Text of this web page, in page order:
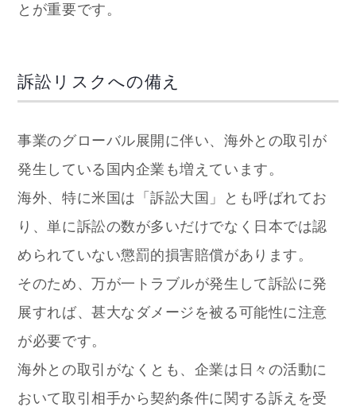
とが重要です。
訴訟リスクへの備え
事業のグローバル展開に伴い、海外との取引が
発生している国内企業も増えています。
海外、特に米国は「訴訟大国」とも呼ばれてお
り、単に訴訟の数が多いだけでなく日本では認
められていない懲罰的損害賠償があります。
そのため、万が一トラブルが発生して訴訟に発
展すれば、甚大なダメージを被る可能性に注意
が必要です。
海外との取引がなくとも、企業は日々の活動に
おいて取引相手から契約条件に関する訴えを受